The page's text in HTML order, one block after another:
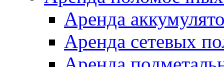
Аренда
Аренда сетевых